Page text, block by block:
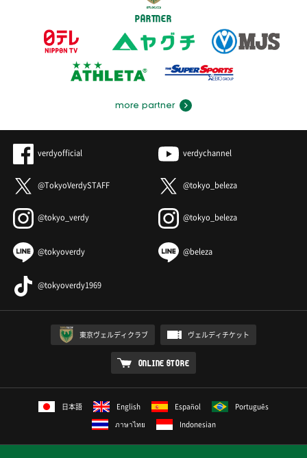
PARTNER
more partner
verdyofficial verdychannel
@TokyoVerdySTAFF @tokyo_beleza
@tokyo_verdy @tokyo_beleza
@tokyoverdy @beleza
@tokyoverdy1969
東京ヴェルディクラブ ヴェルディチケット
ONLINE STORE
日本語 English Español
Português
ภาษาไทย
Indonesian